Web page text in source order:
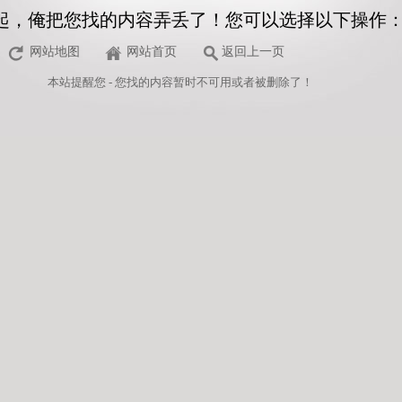
，俺把您找的内容弄丢了！您可以选择以下操作
网站地图 网站首页 返回上一页
本站提醒您 - 您找的内容暂时不可用或者被删除了！